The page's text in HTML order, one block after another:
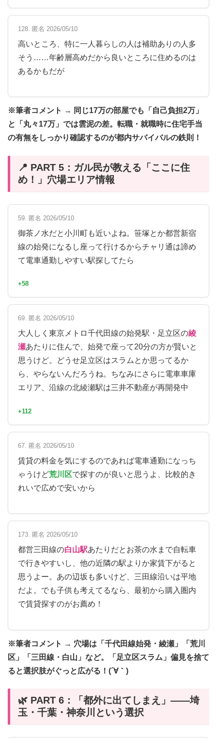
128. 匿名 2026/05/10
高いところ、特に一人暮らしの人は補助ありの人多
そう……年齢層高めだから良いところに住めるのは
あるかもだが
※筆者コメント → 同じ17万の部屋でも「自己負担2万」
と「丸々17万」では雲泥の差。転職・就職時に住宅手当
の有無をしっかり確認するのが都内サバイバルの鉄則！
📍 PART 5：ガル民が教える「ここに住
め！」穴場エリア情報
59. 匿名 2026/05/10
御茶ノ水だと小川町も近いよね。笹塚とか都営新宿
線の始発になるし座って行けるからチャリ通は諦め
て電車通勤しやすい駅探してたら
+58
69. 匿名 2026/05/10
大人しく東京メトロ千代田線の始発駅・足立区の綾
瀬あたりに住んで、始発で座って20分の方が賢いと
思うけど。どうせ足立区はスラムとか思ってるか
ら、やらないんだろうね。ちなみにさらに電車車庫
エリア、沿線の北綾瀬駅は三井不動産が再開発中
+112
67. 匿名 2026/05/10
賃貸の料金を気にするのであれば電車通勤になっち
ゃうけど荒川区で探すのが良いと思うよ、比較的き
れいで広めで安いから
173. 匿名 2026/05/10
都営三田線の白山駅あたりだとお茶の水まで自転車
で行きやすいし、他の近隣の駅よりか家賃下がると
思うよー。あの辺坂も多いけど、三田線沿いは平地
だよ。でも子供も考えてるなら、最初から購入圏内
で賃貸探すのがお薦め！
※筆者コメント → 穴場は「千代田線始発・綾瀬」「荒川
区」「三田線・白山」など。「足立区スラム」偏見を捨て
ると選択肢がぐっと広がる！(´∀｀)
🌿 PART 6：「都外に出てしまえ」——埼
玉・千葉・神奈川という選択